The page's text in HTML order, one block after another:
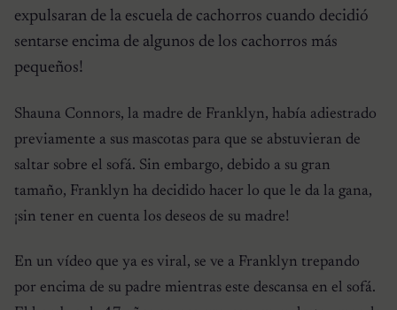
expulsaran de la escuela de cachorros cuando decidió
sentarse encima de algunos de los cachorros más
pequeños!
Shauna Connors, la madre de Franklyn, había adiestrado
previamente a sus mascotas para que se abstuvieran de
saltar sobre el sofá. Sin embargo, debido a su gran
tamaño, Franklyn ha decidido hacer lo que le da la gana,
¡sin tener en cuenta los deseos de su madre!
En un vídeo que ya es viral, se ve a Franklyn trepando
por encima de su padre mientras este descansa en el sofá.